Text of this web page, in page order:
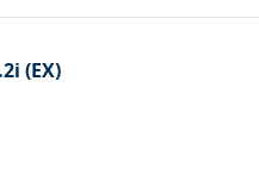
(EX)